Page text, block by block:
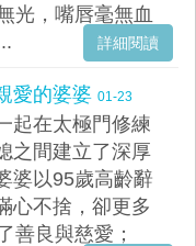
光，嘴唇毫無血
詳細閱讀
愛的婆婆 01-23
起在太極門修練
之間建立了深厚
婆以95歲高齡辭
心不捨，卻更多
善良與慈愛；